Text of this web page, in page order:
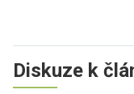
Diskuze k